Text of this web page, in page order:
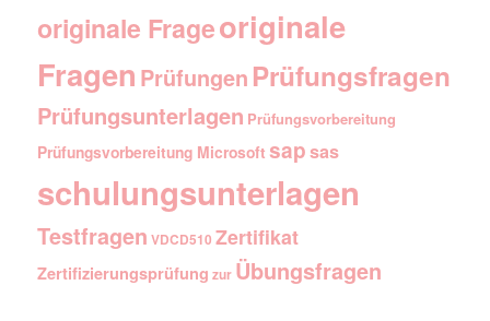
originale Frageoriginale
Fragen Prüfungen Prüfungsfragen
Prüfungsunterlagen Prüfungsvorbereitung
Prüfungsvorbereitung Microsoft sapsas
schulungsunterlagen
Testfragen VDCD510 Zertifikat
Zertifizierungsprüfung zur Übungsfragen